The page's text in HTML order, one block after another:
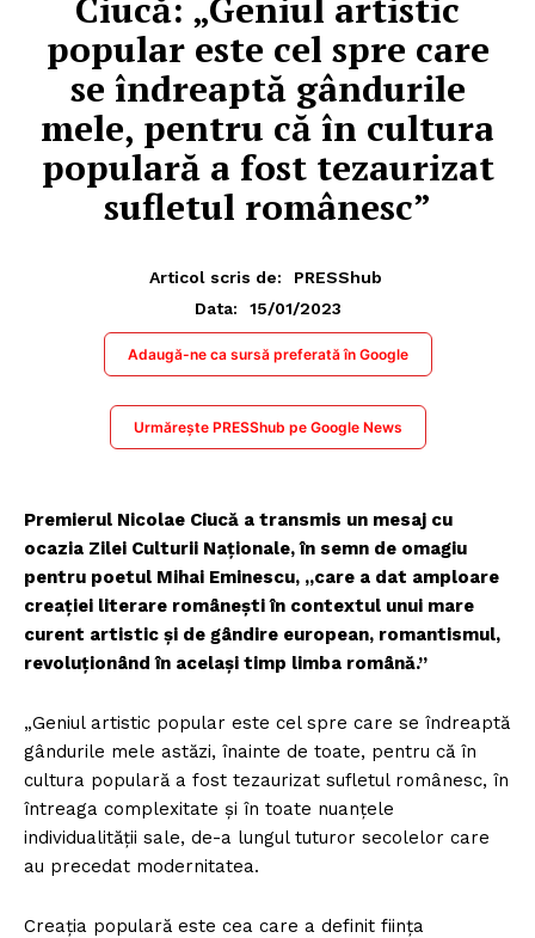
Ciucă: „Geniul artistic
popular este cel spre care
se îndreaptă gândurile
mele, pentru că în cultura
populară a fost tezaurizat
sufletul românesc”
Articol scris de:
PRESShub
Data:
15/01/2023
Adaugă-ne ca sursă preferată în Google
Urmărește PRESShub pe Google News
Premierul Nicolae Ciucă a transmis un mesaj cu
ocazia Zilei Culturii Naționale, în semn de omagiu
pentru poetul Mihai Eminescu, „care a dat amploare
creației literare românești în contextul unui mare
curent artistic și de gândire european, romantismul,
revoluționând în același timp limba română.”
„Geniul artistic popular este cel spre care se îndreaptă
gândurile mele astăzi, înainte de toate, pentru că în
cultura populară a fost tezaurizat sufletul românesc, în
întreaga complexitate și în toate nuanțele
individualității sale, de-a lungul tuturor secolelor care
au precedat modernitatea.
Creația populară este cea care a definit ființa